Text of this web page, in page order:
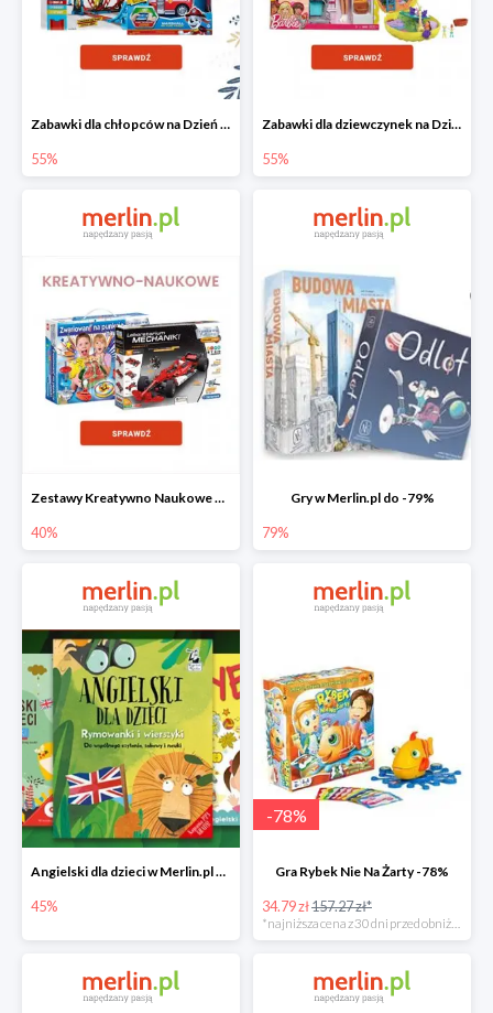
Zabawki dla chłopców na Dzień Dziecka w Merlin.pl do -55%
55%
Zabawki dla dziewczynek na Dzień Dziecka w Merlin.pl do -55%
55%
Zestawy Kreatywno Naukowe do -40%
40%
Gry w Merlin.pl do -79%
79%
Angielski dla dzieci w Merlin.pl do -45%
45%
-78%
Gra Rybek Nie Na Żarty -78%
34.79 zł157.27 zł*
*najniższa cena z 30 dni przed obniżką